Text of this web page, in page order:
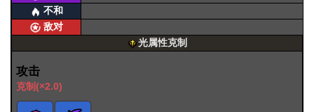
不和
敌对
光属性克制
攻击
克制(×2.0)